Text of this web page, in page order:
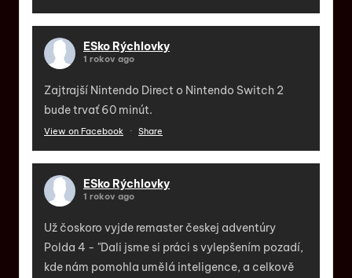
ESko Rýchlovky
1 rokov ago
Zajtrajší Nintendo Direct o Nintendo Switch 2
bude trvať 60 minút.
View on Facebook · Share
ESko Rýchlovky
1 rokov ago
Už čoskoro vyjde remaster českej adventúry
Polda 4 - "Dali jsme si práci s vylepšením pozadí,
kde nám pomohla umělá inteligence, a celkově